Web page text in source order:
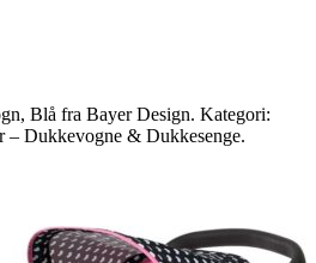
Blå fra Bayer Design. Kategori:
– Dukkevogne & Dukkesenge.